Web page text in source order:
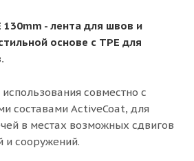
130mm - лента для швов и
основе с TPE для
совместно с
составами ActiveCoat, для
в местах возможных сдвигов
и сооружений.